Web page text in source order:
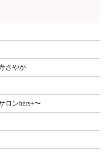
さやか
ロンhers+〜